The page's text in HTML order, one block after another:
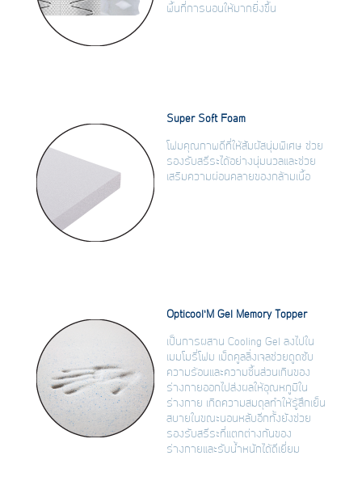
พื้นที่การนอนให้มากยิ่งขึ้น
Super Soft Foam
โฟมคุณภาพดีที่ให้สัมผัสนุ่มพิเศษ ช่วย
รองรับสรีระได้อย่างนุ่มนวลและช่วย
เสริมความผ่อนคลายของกล้ามเนื้อ
Opticool’M Gel Memory Topper
เป็นการผสาน Cooling Gel ลงไปใน
เมมโมรี่โฟม เม็ดคูลลิ่งเจลช่วยดูดซับ
ความร้อนและความชื้นส่วนเกินของ
ร่างกายออกไปส่งผลให้อุณหภูมิใน
ร่างกาย เกิดความสมดุลทำให้รู้สึกเย็น
สบายในขณะนอนหลับอีกทั้งยังช่วย
รองรับสรีระที่แตกต่างกันของ
ร่างกายและรับน้ำหนักได้ดีเยี่ยม